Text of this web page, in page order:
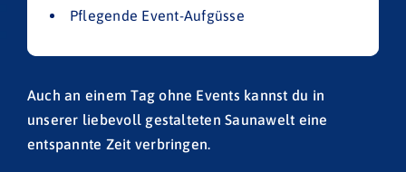
Pflegende Event-Aufgüsse
Auch an einem Tag ohne Events kannst du in
unserer liebevoll gestalteten Saunawelt eine
entspannte Zeit verbringen.